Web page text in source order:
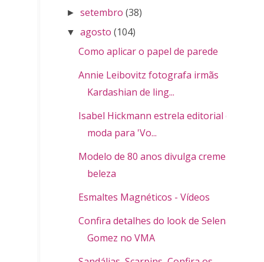
►setembro (38)
▼ agosto (104)
Como aplicar o papel de parede
Annie Leibovitz fotografa irmãs
Kardashian de ling...
Isabel Hickmann estrela editorial de
moda para 'Vo...
Modelo de 80 anos divulga creme de
beleza
Esmaltes Magnéticos - Vídeos
Confira detalhes do look de Selena
Gomez no VMA